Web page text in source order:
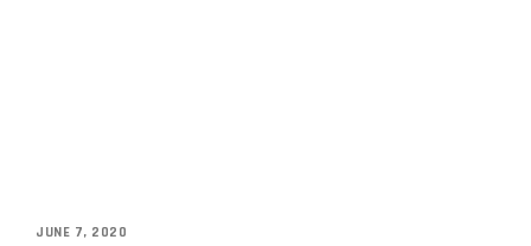
JUNE 7, 2020